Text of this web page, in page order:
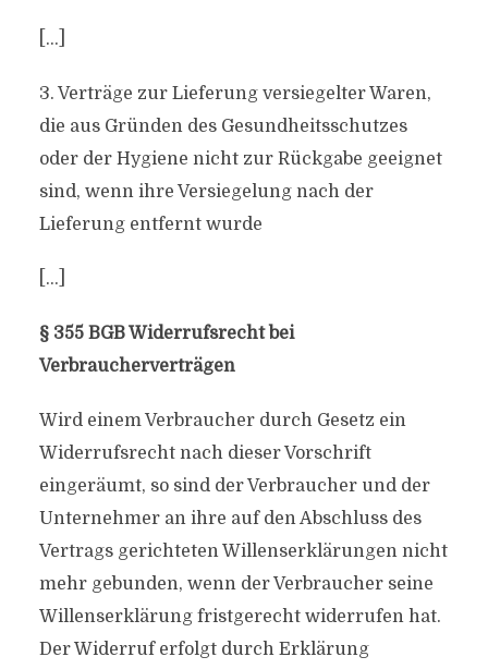
[…]
3. Verträge zur Lieferung versiegelter Waren,
die aus Gründen des Gesundheitsschutzes
oder der Hygiene nicht zur Rückgabe geeignet
sind, wenn ihre Versiegelung nach der
Lieferung entfernt wurde
[…]
§ 355 BGB Widerrufsrecht bei
Verbraucherverträgen
Wird einem Verbraucher durch Gesetz ein
Widerrufsrecht nach dieser Vorschrift
eingeräumt, so sind der Verbraucher und der
Unternehmer an ihre auf den Abschluss des
Vertrags gerichteten Willenserklärungen nicht
mehr gebunden, wenn der Verbraucher seine
Willenserklärung fristgerecht widerrufen hat.
Der Widerruf erfolgt durch Erklärung